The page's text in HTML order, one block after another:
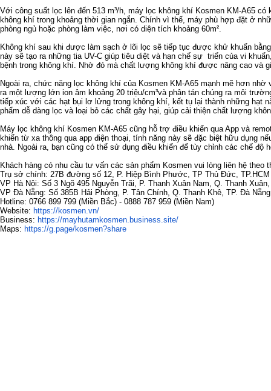
Với công suất lọc lên đến 513 m³/h, máy lọc không khí Kosmen KM-A65 có
không khí trong khoảng thời gian ngắn. Chính vì thế, máy phù hợp đặt ở
phòng ngủ hoặc phòng làm việc, nơi có diện tích khoảng 60m².
Không khí sau khi được làm sạch ở lõi lọc sẽ tiếp tục được khử khuẩn
này sẽ tạo ra những tia UV-C giúp tiêu diệt và hạn chế sự triển của vi
bệnh trong không khí. Nhờ đó mà chất lượng không khí được nâng cao và
Ngoài ra, chức năng lọc không khí của Kosmen KM-A65 mạnh mẽ hơn nhờ
ra một lượng lớn ion âm khoảng 20 triệu/cm³và phân tán chúng ra môi
tiếp xúc với các hạt bụi lơ lửng trong không khí, kết tụ lại thành những hạt
phẩm dễ dàng lọc và loại bỏ các chất gây hại, giúp cải thiện chất lượng
Máy lọc không khí Kosmen KM-A65 cũng hỗ trợ điều khiển qua App và
khiển từ xa thông qua app điện thoại, tính năng này sẽ đặc biệt hữu dụng
nhà. Ngoài ra, bạn cũng có thể sử dụng điều khiển để tùy chỉnh các chế độ
Khách hàng có nhu cầu tư vấn các sản phẩm Kosmen vui lòng liên hệ theo
Trụ sở chính: 27B đường số 12, P. Hiệp Bình Phước, TP Thủ Đức, TP.HCM
VP Hà Nội: Số 3 Ngõ 495 Nguyễn Trãi, P. Thanh Xuân Nam, Q. Thanh
VP Đà Nẵng: Số 385B Hải Phòng, P. Tân Chính, Q. Thanh Khê, TP. Đà
Hotline: 0766 899 799 (Miền Bắc) - 0888 787 959 (Miền Nam)
Website: https://kosmen.vn/
Business: https://mayhutamkosmen.business.site/
Maps: https://g.page/kosmen?share